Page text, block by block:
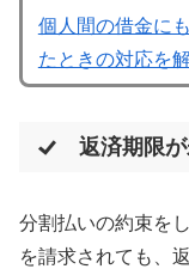
個人間の借金に
たときの対応を
返済期限
分割払いの約束を
を請求されても、